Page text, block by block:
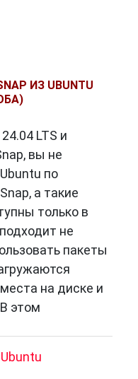
ИЗ UBUNTU
LTS и
вы не
по
а такие
только в
не
пакеты
на диске и
этом
Ubuntu